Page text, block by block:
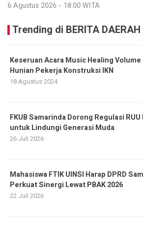
6 Agustus 2026 - 18:00 WITA
Trending di BERITA DAERAH
Keseruan Acara Music Healing Volume
Hunian Pekerja Konstruksi IKN
18 Agustus 2024
FKUB Samarinda Dorong Regulasi RUU
untuk Lindungi Generasi Muda
26 Juli 2026
Mahasiswa FTIK UINSI Harap DPRD
Perkuat Sinergi Lewat PBAK 2026
22 Juli 2026